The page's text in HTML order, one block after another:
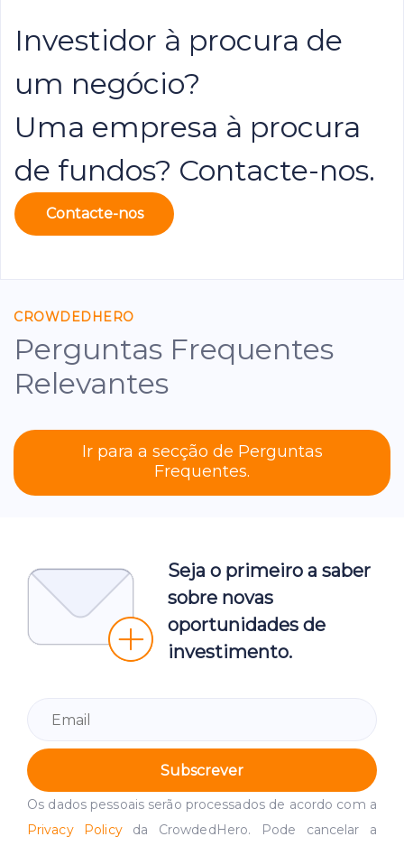
Investidor à procura de
um negócio?
Uma empresa à procura
de fundos? Contacte-nos.
Contacte-nos
CROWDEDHERO
Perguntas Frequentes
Relevantes
Ir para a secção de Perguntas
Frequentes.
Seja o primeiro a saber
sobre novas
oportunidades de
investimento.
Subscrever
Os dados pessoais serão processados de acordo com a
Privacy Policyda CrowdedHero. Pode cancelar a